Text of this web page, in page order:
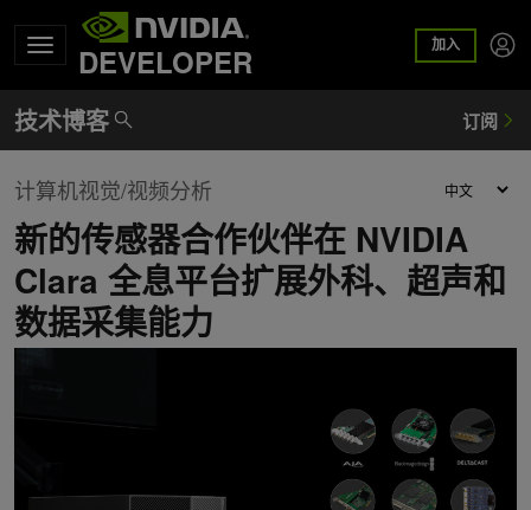
DEVELOPER 加入
计算机视觉/视频分析
新的传感器合作伙伴在 NVIDIA
Clara 全息平台扩展外科、超声和
数据采集能力